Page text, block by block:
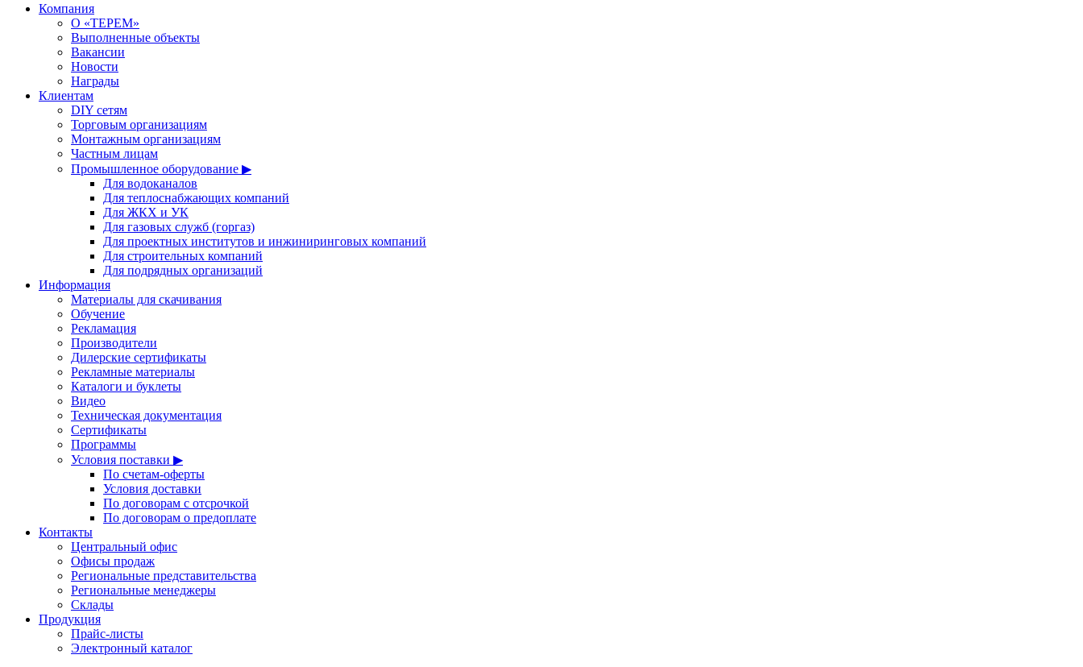
Компания
О «ТЕРЕМ»
Выполненные объекты
Вакансии
Новости
Награды
Клиентам
DIY сетям
Торговым организациям
Монтажным организациям
Частным лицам
Промышленное оборудование ▶
Для водоканалов
Для теплоснабжающих компаний
Для ЖКХ и УК
Для газовых служб (горгаз)
Для проектных институтов и инжиниринговых компаний
Для строительных компаний
Для подрядных организаций
Информация
Материалы для скачивания
Обучение
Рекламация
Производители
Дилерские сертификаты
Рекламные материалы
Каталоги и буклеты
Видео
Техническая документация
Сертификаты
Программы
Условия поставки ▶
По счетам-оферты
Условия доставки
По договорам с отсрочкой
По договорам о предоплате
Контакты
Центральный офис
Офисы продаж
Региональные представительства
Региональные менеджеры
Склады
Продукция
Прайс-листы
Электронный каталог